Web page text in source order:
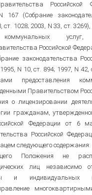
(Собрание
ст. 1028; 2003, N 33, ст.
коммунальных услуг,
Российской
законодательства
N 10, ст. 894; 1997, N
предоставления
Правительством
о лицензировании
гражданам,
Федерации от 6
Российской
следующего содержания:
Положения не
лиц независимо
и индивидуальных